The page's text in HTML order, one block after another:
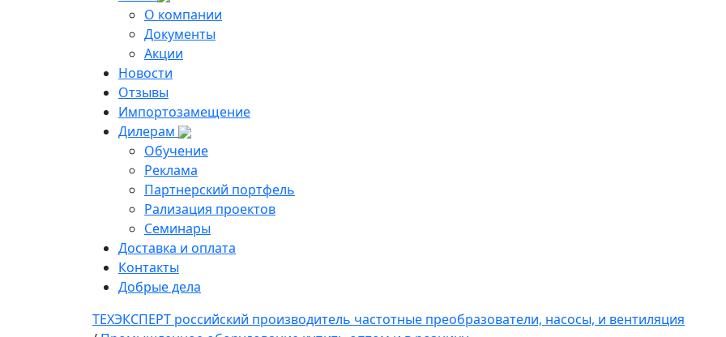
О компании
Документы
Акции
Новости
Отзывы
Импортозамещение
Дилерам
Обучение
Реклама
Партнерский портфель
Рализация проектов
Семинары
Доставка и оплата
Контакты
Добрые дела
ТЕХЭКСПЕРТ российский производитель частотные преобразователи, насосы, и вентиляция